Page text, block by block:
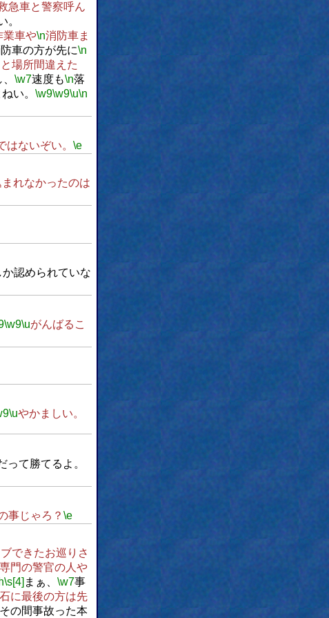
急車と警察呼ん
。
業車や\n消防車ま
車の方が先に\n
場所間違えた
\w7速度も\n落
い。 \w9\w9\u\n
はないぞい。 \e
れなかったのは
認められていな
\w9\uがんばるこ
\uやかましい。
て勝てるよ。
事じゃろ？ \e
できたお巡りさ
門の警官の人や
\s[4] まぁ、 \w7事
に最後の方は先
の間事故った本